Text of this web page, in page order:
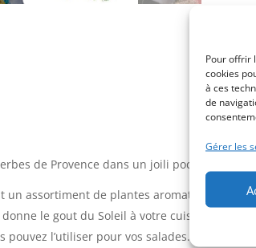
Pour offrir
cookies
à ces
de
Gérer les
de Provence dans un joili pochon
un assortiment de plantes aromatiques
donne le gout du Soleil à votre cuisine.
pouvez l’utiliser pour vos salades.